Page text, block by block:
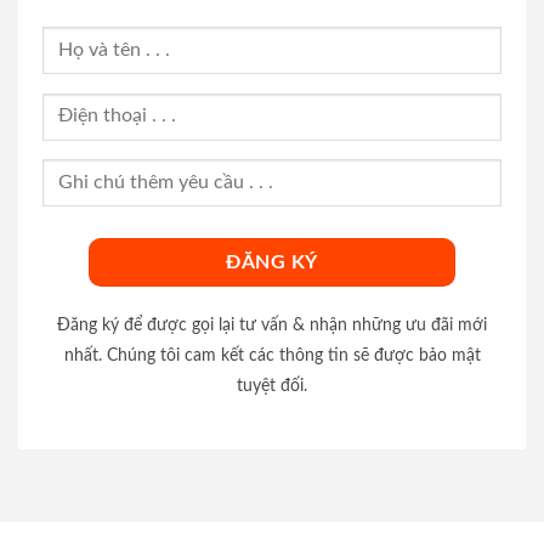
Đăng ký để được gọi lại tư vấn & nhận những ưu đãi mới
nhất. Chúng tôi cam kết các thông tin sẽ được bảo mật
tuyệt đối.